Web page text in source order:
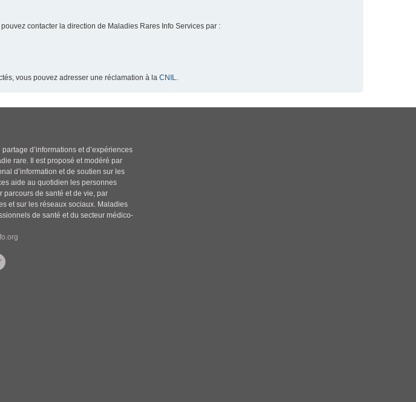
contacter la direction de Maladies Rares Info Services par :
vous pouvez adresser une réclamation à la CNIL.
d’informations et d’expériences
rare. Il est proposé et modéré par
d’information et de soutien sur les
aide au quotidien les personnes
de santé et de vie, par
et sur les réseaux sociaux. Maladies
de santé et du secteur médico-